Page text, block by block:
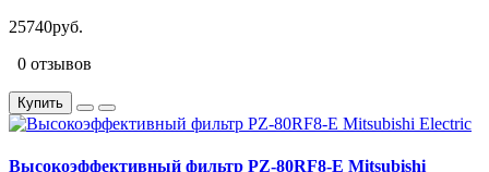
25740руб.
0 отзывов
Купить
Высокоэффективный фильтр PZ-80RF8-E Mitsubishi